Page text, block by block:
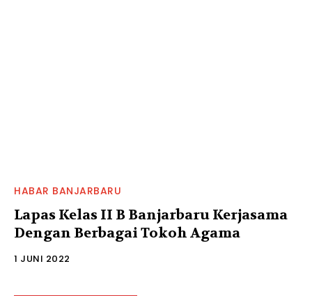
HABAR BANJARBARU
Lapas Kelas II B Banjarbaru Kerjasama
Dengan Berbagai Tokoh Agama
1 JUNI 2022